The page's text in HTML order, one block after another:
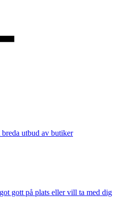
utbud av butiker
gott på plats eller vill ta med dig